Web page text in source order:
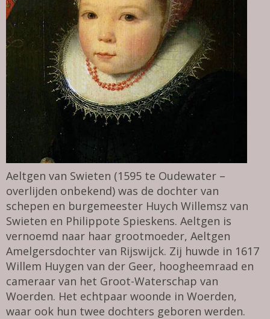
Aeltgen van Swieten (1595 te Oudewater –
overlijden onbekend) was de dochter van
schepen en burgemeester Huych Willemsz van
Swieten en Philippote Spieskens. Aeltgen is
vernoemd naar haar grootmoeder, Aeltgen
Amelgersdochter van Rijswijck. Zij huwde in 1617
Willem Huygen van der Geer, hoogheemraad en
cameraar van het Groot-Waterschap van
Woerden. Het echtpaar woonde in Woerden,
waar ook hun twee dochters geboren werden.